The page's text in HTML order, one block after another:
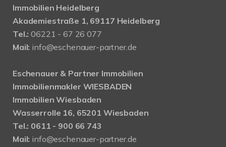
Immobilien Heidelberg
Akademiestraße 1, 69117 Heidelberg
Tel.:06221 - 67 26 077
Mail: info@eschenauer-partner.de
Eschenauer & Partner Immobilien
Immobilienmakler WIESBADEN
Immobilien Wiesbaden
Wasserrolle 16, 65201 Wiesbaden
Tel.: 0611 - 900 66 743
Mail: info@eschenauer-partner.de